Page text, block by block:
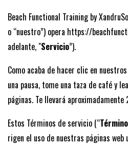
Beach Functional Training by
o “nuestro”) opera https://
adelante, "Servicio”).
Como acaba de hacer clic en
una pausa, tome una taza de café y
páginas. Te llevará
Estos Términos de servicio (“
rigen el uso de nuestras páginas web